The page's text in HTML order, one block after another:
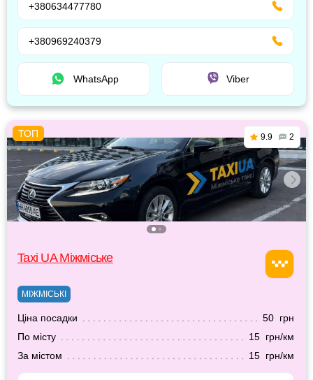
+380634477780
+380969240379
WhatsApp Viber
9.9 2
Taxi UA Міжміське
МІЖМІСЬКІ
Ціна посадки
50 грн
По місту
15 грн/км
За містом
15 грн/км